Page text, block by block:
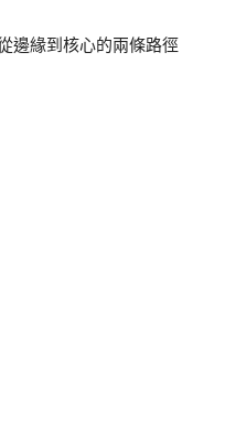
邊緣到核心的兩條路徑